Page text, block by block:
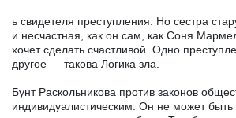
ь свидетеля преступления. Но сестра
и несчастная, как он сам, как Соня
хочет сделать счастливой. Одно
другое — такова Логика зла.
Бунт Раскольникова против законов
индивидуалистическим. Он не может